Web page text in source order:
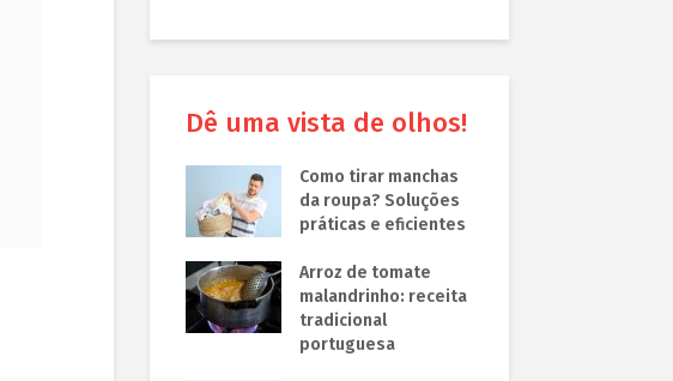
Dê uma vista de olhos!
Como tirar manchas
da roupa? Soluções
práticas e eficientes
Arroz de tomate
malandrinho: receita
tradicional
portuguesa